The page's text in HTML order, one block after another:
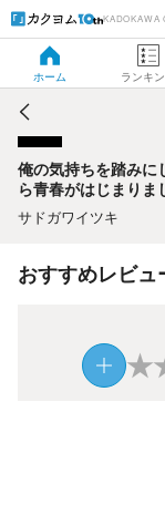
KADOKAWA
ホーム ランキ
俺の気持ちを踏
みたら青春がは
俺の気持ちを踏みに
ら青春がはじまりま
サドガワイツキ
おすすめレビュ
★